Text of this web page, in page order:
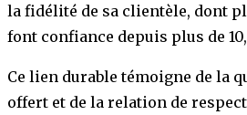
la fidélité de sa clientèle, dont
font confiance depuis plus de 10,
Ce lien durable témoigne de la
offert et de la relation de